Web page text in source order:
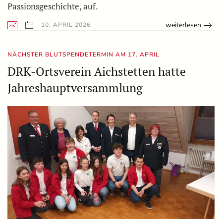
Passionsgeschichte, auf.
10. APRIL 2026 weiterlesen
NÄCHSTER BLUTSPENDETERMIN AM 17. APRIL
DRK-Ortsverein Aichstetten hatte
Jahreshauptversammlung